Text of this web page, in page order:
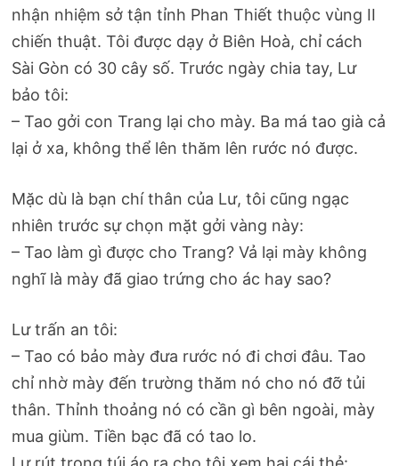
nhận nhiệm sở tận tỉnh Phan Thiết thuộc vùng II
chiến thuật. Tôi được dạy ở Biên Hoà, chỉ cách
Sài Gòn có 30 cây số. Trước ngày chia tay, Lư
bảo tôi:
– Tao gởi con Trang lại cho mày. Ba má tao già cả
lại ở xa, không thể lên thăm lên rước nó được.
Mặc dù là bạn chí thân của Lư, tôi cũng ngạc
nhiên trước sự chọn mặt gởi vàng này:
– Tao làm gì được cho Trang? Vả lại mày không
nghĩ là mày đã giao trứng cho ác hay sao?
Lư trấn an tôi:
– Tao có bảo mày đưa rước nó đi chơi đâu. Tao
chỉ nhờ mày đến trường thăm nó cho nó đỡ tủi
thân. Thỉnh thoảng nó có cần gì bên ngoài, mày
mua giùm. Tiền bạc đã có tao lo.